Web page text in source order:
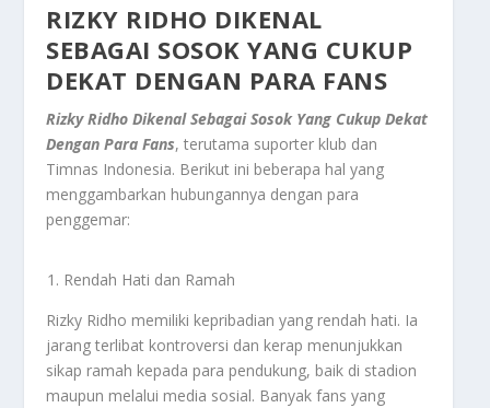
RIZKY RIDHO DIKENAL
SEBAGAI SOSOK YANG CUKUP
DEKAT DENGAN PARA FANS
Rizky Ridho Dikenal Sebagai Sosok Yang Cukup Dekat
Dengan Para Fans, terutama suporter klub dan
Timnas Indonesia. Berikut ini beberapa hal yang
menggambarkan hubungannya dengan para
penggemar:
Rendah Hati dan Ramah
Rizky Ridho memiliki kepribadian yang rendah hati. Ia
jarang terlibat kontroversi dan kerap menunjukkan
sikap ramah kepada para pendukung, baik di stadion
maupun melalui media sosial. Banyak fans yang